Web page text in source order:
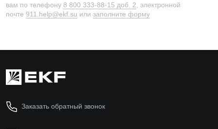
вам по телефону 8 800 333-88-15 доб. 2 , электронной
почте 911.help@ekf.su или заполните форму
Заказать обратный звонок